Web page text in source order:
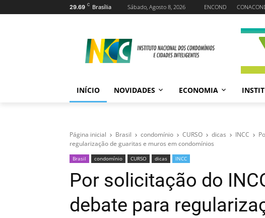
29.69 C Brasília Sábado, Agosto 8, 2026 ENCOND
INÍCIO NOVIDADES ECONOMIA
Página inicial Brasil condomínio CURSO dicas INCC
regularização de guaritas e muros em condomínios
Brasil condomínio CURSO dicas INCC
Por solicitação do
debate para